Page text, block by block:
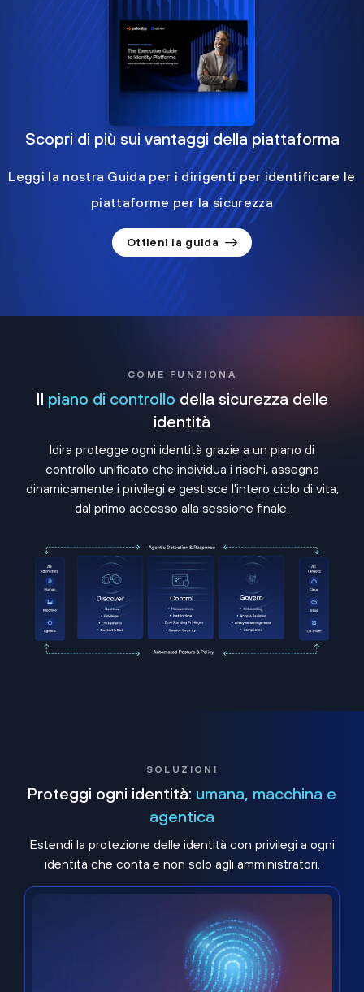
Scopri di più sui vantaggi della piattaforma
Leggi la nostra Guida per i dirigenti per identificare le
piattaforme per la sicurezza
Ottieni la guida
COME FUNZIONA
Il piano di controllo della sicurezza delle
identità
Idira protegge ogni identità grazie a un piano di
controllo unificato che individua i rischi, assegna
dinamicamente i privilegi e gestisce l'intero ciclo di vita,
dal primo accesso alla sessione finale.
SOLUZIONI
Proteggi ogni identità: umana, macchina e
agentica
Estendi la protezione delle identità con privilegi a ogni
identità che conta e non solo agli amministratori.